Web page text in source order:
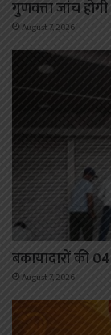
गुणवत्ता जांच
August 7, 2026
बकायादारों की
August 7, 2026